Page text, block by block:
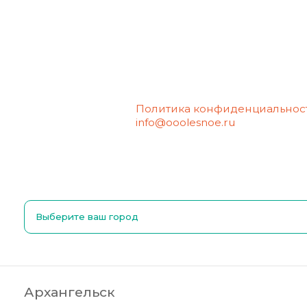
Политика
info@ooolesnoe.ru
Выберите ваш город
Архангельск